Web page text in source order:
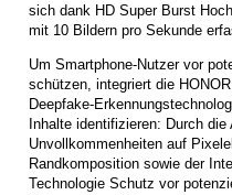
sich dank HD Super Burst
mit 10 Bildern pro Sekunde
Um Smartphone-Nutzer vor
schützen, integriert die
Deepfake-
Inhalte identifizieren: Durch
Unvollkommenheiten auf
Randkomposition sowie der
Technologie Schutz vor